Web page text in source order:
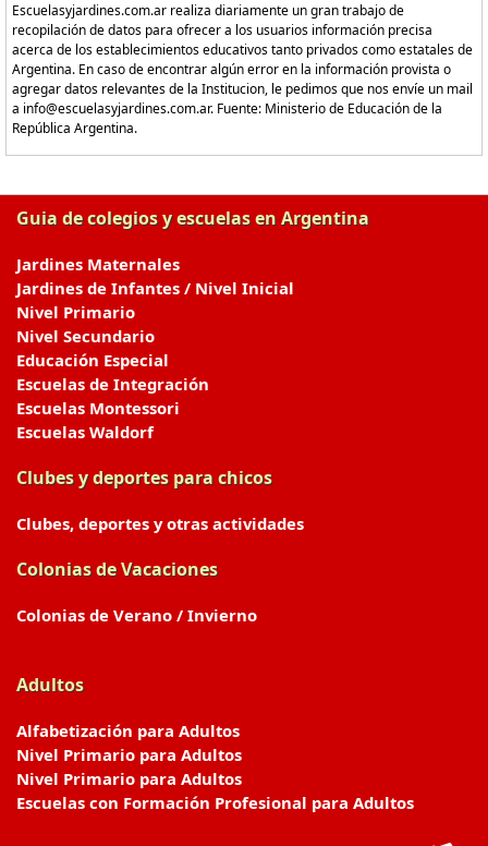
Escuelasyjardines.com.ar realiza diariamente un gran trabajo de
recopilación de datos para ofrecer a los usuarios información precisa
acerca de los establecimientos educativos tanto privados como estatales de
Argentina. En caso de encontrar algún error en la información provista o
agregar datos relevantes de la Institucion, le pedimos que nos envíe un mail
a info@escuelasyjardines.com.ar. Fuente: Ministerio de Educación de la
República Argentina.
Guia de colegios y escuelas en Argentina
Jardines Maternales
Jardines de Infantes / Nivel Inicial
Nivel Primario
Nivel Secundario
Educación Especial
Escuelas de Integración
Escuelas Montessori
Escuelas Waldorf
Clubes y deportes para chicos
Clubes, deportes y otras actividades
Colonias de Vacaciones
Colonias de Verano / Invierno
Adultos
Alfabetización para Adultos
Nivel Primario para Adultos
Nivel Primario para Adultos
Escuelas con Formación Profesional para Adultos